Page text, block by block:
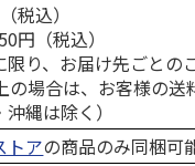
税込）
円（税込）
限り、お届け先ごとの
の場合は、お客様の送
縄は除く）
トアの商品のみ同梱可